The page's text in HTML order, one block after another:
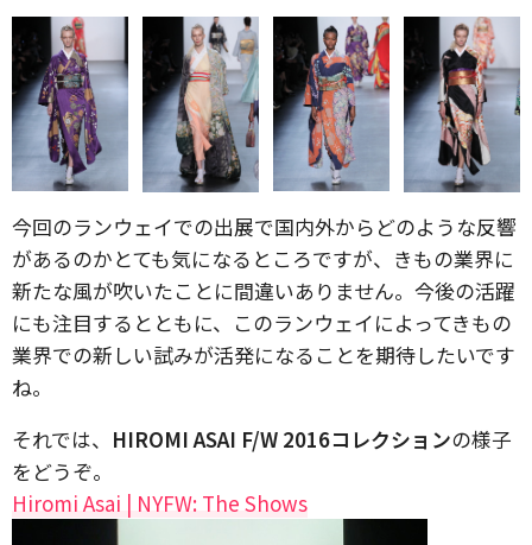
今回のランウェイでの出展で国内外からどのような反響
があるのかとても気になるところですが、きもの業界に
新たな風が吹いたことに間違いありません。今後の活躍
にも注目するとともに、このランウェイによってきもの
業界での新しい試みが活発になることを期待したいです
ね。
それでは、 HIROMI ASAI F/W 2016コレクションの様子
をどうぞ。
Hiromi Asai | NYFW: The Shows